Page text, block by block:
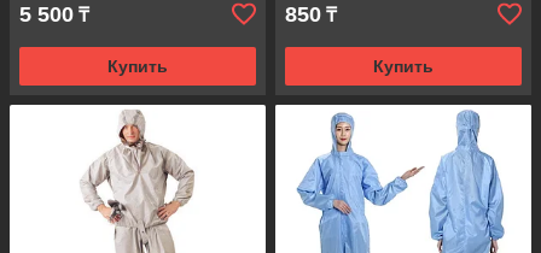
5 500 ₸
Купить
850 ₸
Купить